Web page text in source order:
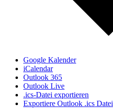
Google Kalender
iCalendar
Outlook 365
Outlook Live
.ics-Datei exportieren
Exportiere Outlook .ics Datei